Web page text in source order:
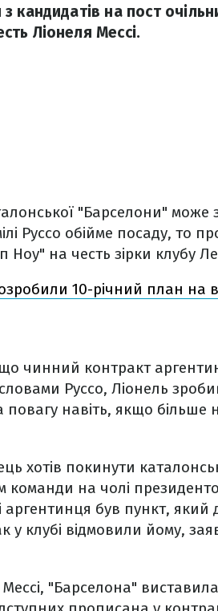
кандидатів на пост
Ліонеля Мессі.
"Барселони" може
Руссо обійме посаду, то
Ноу" на честь зірки клубу
10-річний план на
чинний контракт
Руссо, Ліонель
навіть, якщо більше
хотів покинути
команди на чолі
аргентинця був пункт, який
у клубі відмовили йому,
"Барселона"